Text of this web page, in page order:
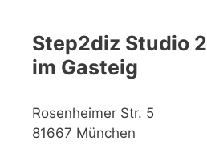
Step2diz Studio 2
im Gasteig
Rosenheimer Str. 5
81667 München